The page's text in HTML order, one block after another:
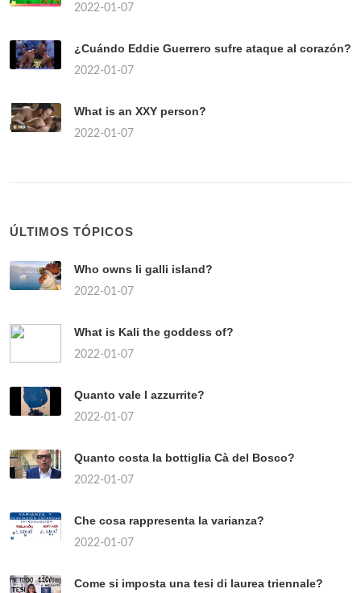
2022-01-07
¿Cuándo Eddie Guerrero sufre ataque al corazón?
2022-01-07
What is an XXY person?
2022-01-07
ÚLTIMOS TÓPICOS
Who owns li galli island?
2022-01-07
What is Kali the goddess of?
2022-01-07
Quanto vale l azzurrite?
2022-01-07
Quanto costa la bottiglia Cà del Bosco?
2022-01-07
Che cosa rappresenta la varianza?
2022-01-07
Come si imposta una tesi di laurea triennale?